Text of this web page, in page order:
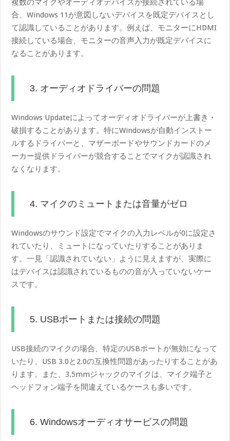
複数のマイクやオーディオデバイスが接続されている場
合、Windows 11が意図しないデバイスを既定デバイスとし
て認識していることがあります。例えば、モニターにHDMI
接続している場合、モニターの音声入力が既定デバイスに
なることがあります。
3. オーディオドライバーの問題
Windows Updateによってオーディオドライバーが上書き・
破損することがあります。特にWindowsが自動インストー
ルするドライバーと、マザーボードやサウンドカードのメ
ーカー提供ドライバーが競合することでマイクが認識され
なくなります。
4. マイクのミュートまたは音量がゼロ
Windowsのサウンド設定でマイクの入力レベルが0に設定さ
れていたり、ミュートになっていたりすることがありま
す。一見「認識されていない」ように見えますが、実際に
はデバイスは認識されているものの音が入っていないケー
スです。
5. USBポートまたは接続の問題
USB接続のマイクの場合、特定のUSBポートが無効になって
いたり、USB 3.0と2.0の互換性問題があったりすることがあ
ります。また、3.5mmジャックのマイクは、マイク端子と
ヘッドフォン端子を間違えているケースも多いです。
6. Windowsオーディオサービスの問題